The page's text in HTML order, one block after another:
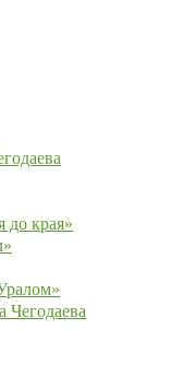
до края»
Чегодаева